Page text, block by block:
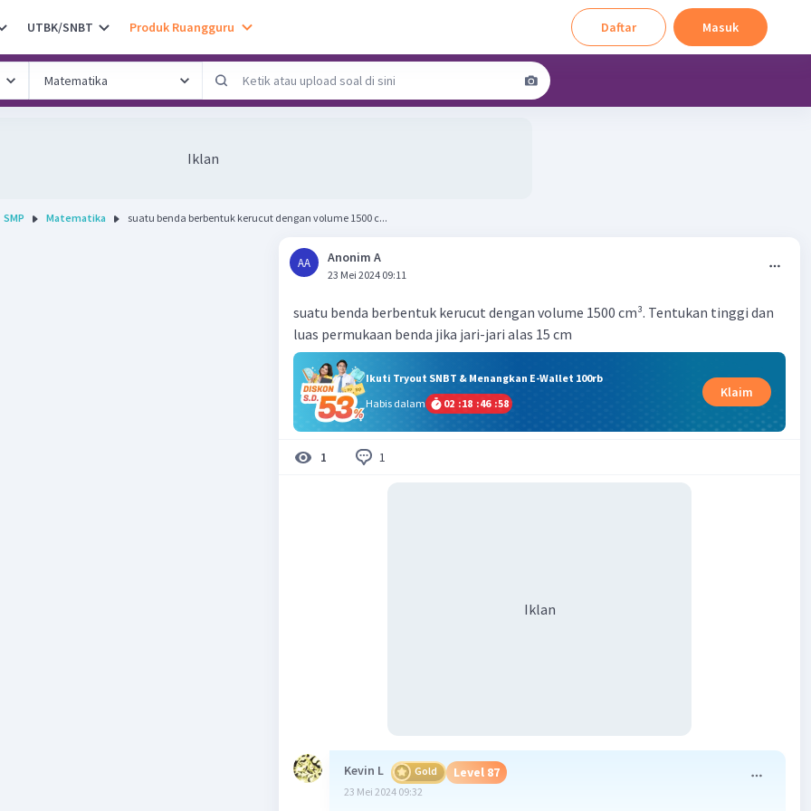
UTBK/SNBT Produk Ruangguru Daftar Masuk
Iklan
SMP Matematika suatu benda berbentuk kerucut dengan volume 1500 c...
AA Anonim A
23 Mei 2024 09:11
suatu benda berbentuk kerucut dengan volume 1500 cm³. Tentukan tinggi dan
luas permukaan benda jika jari-jari alas 15 cm
Ikuti Tryout SNBT & Menangkan E-Wallet 100rb
Habis dalam
02 :18 :46 :58
Klaim
1 1
Iklan
Kevin L Gold Level 87
23 Mei 2024 09:32